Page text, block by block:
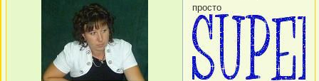
просто